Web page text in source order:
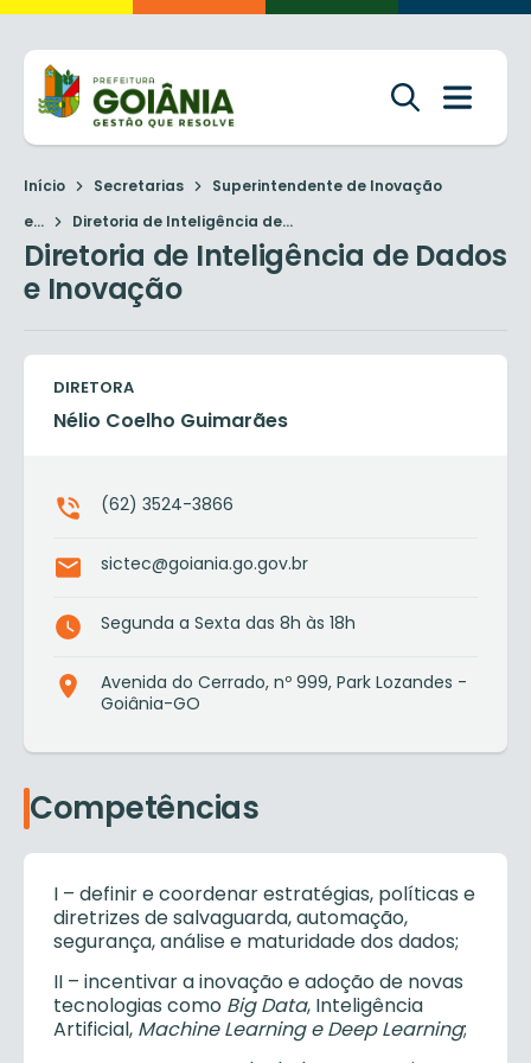
Início Secretarias
Superintendente de Inovação
e...
Diretoria de Inteligência de...
Diretoria de Inteligência de Dados
e Inovação
DIRETORA
Nélio Coelho Guimarães
(62) 3524-3866
sictec@goiania.go.gov.br
Segunda a Sexta das 8h às 18h
Avenida do Cerrado, nº 999, Park Lozandes -
Goiânia-GO
Competências
I – definir e coordenar estratégias, políticas e
diretrizes de salvaguarda, automação,
segurança, análise e maturidade dos dados;
II – incentivar a inovação e adoção de novas
tecnologias como Big Data, Inteligência
Artificial, Machine Learning e Deep Learning;